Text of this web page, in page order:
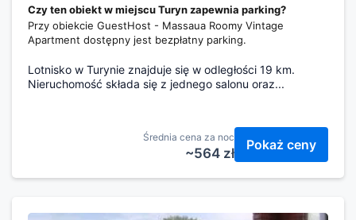
Czy ten obiekt w miejscu Turyn zapewnia parking?
Przy obiekcie GuestHost - Massaua Roomy Vintage
Apartment dostępny jest bezpłatny parking.
Lotnisko w Turynie znajduje się w odległości 19 km.
Nieruchomość składa się z jednego salonu oraz...
Średnia cena za noc
~564 zł
Pokaż ceny